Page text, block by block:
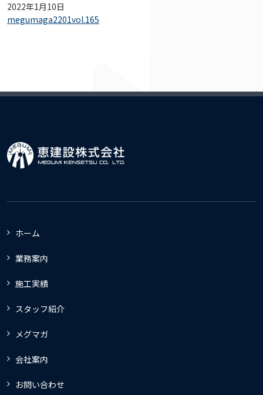
2022年1月10日
megumaga2201vol.165
ホーム
業務案内
施工実績
スタッフ紹介
メグマガ
会社案内
お問い合わせ